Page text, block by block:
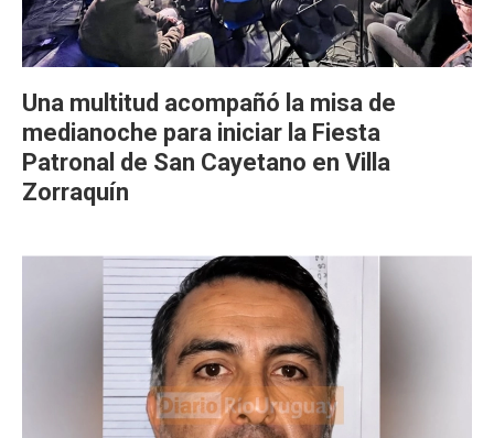
Una multitud acompañó la misa de
medianoche para iniciar la Fiesta
Patronal de San Cayetano en Villa
Zorraquín